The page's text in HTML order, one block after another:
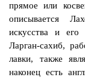
прямое или
описывается
искусства и его
Ларган-сахиб,
лавки, также
наконец есть